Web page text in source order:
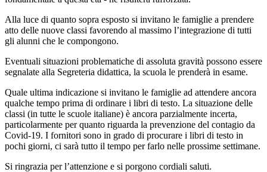
Alla luce di quanto sopra esposto si invitano le famiglie a prendere
atto delle nuove classi favorendo al massimo l’integrazione di tutti
gli alunni che le compongono.
Eventuali situazioni problematiche di assoluta gravità possono essere
segnalate alla Segreteria didattica, la scuola le prenderà in esame.
Quale ultima indicazione si invitano le famiglie ad attendere ancora
qualche tempo prima di ordinare i libri di testo. La situazione delle
classi (in tutte le scuole italiane) è ancora parzialmente incerta,
particolarmente per quanto riguarda la prevenzione del contagio da
Covid-19. I fornitori sono in grado di procurare i libri di testo in
pochi giorni, ci sarà tutto il tempo per farlo nelle prossime settimane.
Si ringrazia per l’attenzione e si porgono cordiali saluti.